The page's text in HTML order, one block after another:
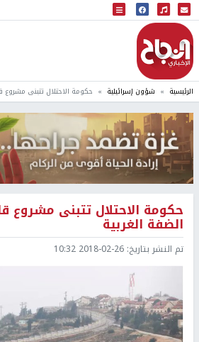
البث المباشر
إذاعة النجاح
الرئيسية شؤون إسرائيلية حكومة الاحتلال تتبنى مشروع
حكومة الاحتلال تتبنى مشروع
الضفة الغربية
تم النشر بتاريخ: 2018-02-26 10:32